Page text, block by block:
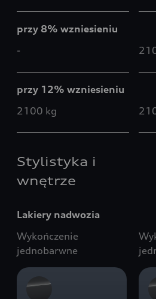
przy 8% wzniesieniu
-
przy 12% wzniesieniu
2100 kg
Stylistyka i
wnętrze
Lakiery nadwozia
Wykończenie
jednobarwne